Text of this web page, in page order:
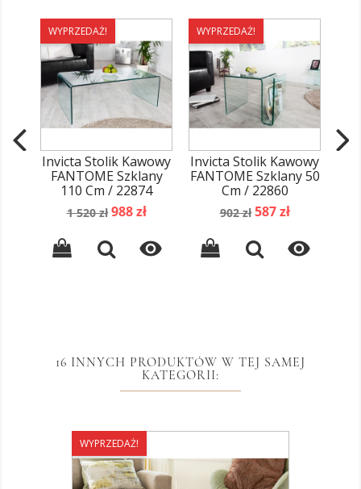
WYPRZEDAŻ!
Invicta Stolik Kawowy
FANTOME Szklany
110 Cm / 22874
Cena
1 520 zł Cena
988 zł

WYPRZEDAŻ!
Invicta Stolik Kawowy
FANTOME Szklany 50
Cm / 22860
Cena
902 zł Cena
587 zł

16 INNYCH PRODUKTÓW W TEJ SAMEJ
KATEGORII:
WYPRZEDAŻ!